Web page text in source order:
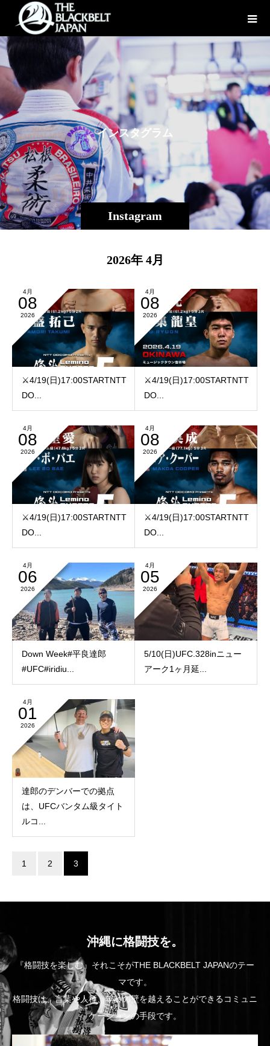
Instagram
インスタグラ ム
2026年 4月
4月
08
2026
⚔️4/19(日)17:00️STARTNTT
DO...
4月
08
2026
⚔️4/19(日)17:00️STARTNTT
DO...
4月
08
2026
⚔️4/19(日)17:00️STARTNTT
DO...
4月
08
2026
⚔️4/19(日)17:00️STARTNTT
DO...
4月
06
2026
Down Week️#平良達郎
#UFC#iridiu...
4月
05
2026
5/10(日)UFC.328inニュー
アーク1ヶ月延...
4月
01
2026
達郎のデンバーでの拠点
は、UFCバンタム級タイト
ルコ...
1 2 3
沖縄に格闘技を。
『格闘技を楽しむ』それこそがTHE BLACKBELT JAPANのテー
マです。
格闘技は、言葉や人種、年齢の壁を越えることができるコミュニ
ケーションの手段です。